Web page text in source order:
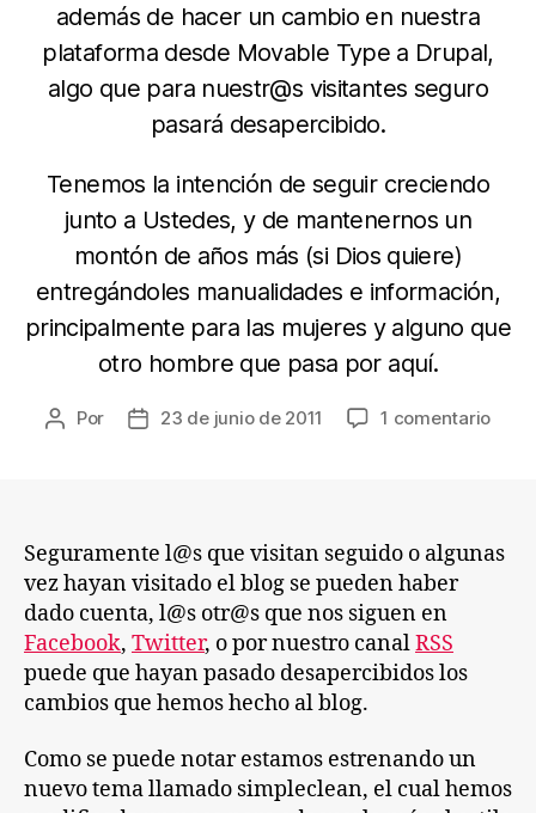
además de hacer un cambio en nuestra
plataforma desde Movable Type a Drupal,
algo que para nuestr@s visitantes seguro
pasará desapercibido.
Tenemos la intención de seguir creciendo
junto a Ustedes, y de mantenernos un
montón de años más (si Dios quiere)
entregándoles manualidades e información,
principalmente para las mujeres y alguno que
otro hombre que pasa por aquí.
Autor
Por
Fecha23 de junio de 2011 1 comentarioen
Seguramente l@s que visitan seguido o algunas
vez hayan visitado el blog se pueden haber
dado cuenta, l@s otr@s que nos siguen en
Facebook, Twitter, o por nuestro canalRSS
puede que hayan pasado desapercibidos los
cambios que hemos hecho al blog.
Como se puede notar estamos estrenando un
nuevo tema llamado simpleclean, el cual hemos